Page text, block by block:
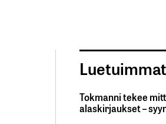
Luetuimmat
Tokmanni tekee
alaskirjaukset –